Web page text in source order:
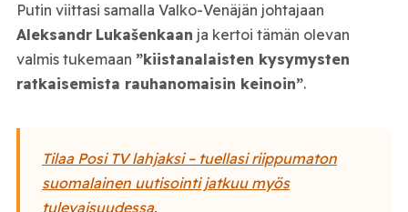
Putin viittasi samalla Valko-Venäjän johtajaan
Aleksandr Lukašenkaan ja kertoi tämän olevan
valmis tukemaan ”kiistanalaisten kysymysten
ratkaisemista rauhanomaisin keinoin”.
Tilaa Posi TV lahjaksi – tuellasi riippumaton
suomalainen uutisointi jatkuu myös
tulevaisuudessa.